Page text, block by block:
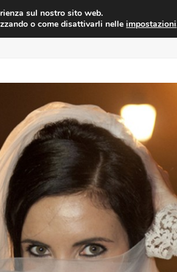
sul nostro sito web.
o come disattivarli nelleimpostazioni